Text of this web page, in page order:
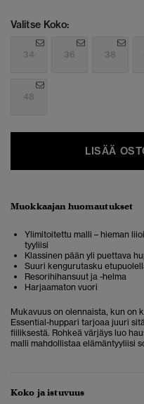
Valitse Koko:
34 36 38
48
LISÄÄ
Muokkaajan huomautukset
Ylimitoitettu malli – hieman
tyyliisi
Klassinen pään yli puettava
Suuri kengurutasku
Resorihihansuut ja -helma
Harjaamaton vuori
Mukavuus on olennaista, kun on
Essential-huppari tarjoaa juuri
fiiliksestä. Rohkeä värjäys luo
malli mahdollistaa elämäntyyliisi
Koko ja istuvuus